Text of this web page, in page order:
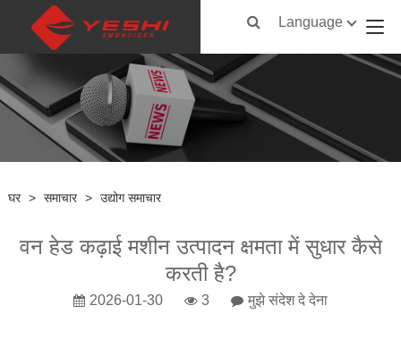
Language
घर > समाचार > उद्योग समाचार
वन हेड कढ़ाई मशीन उत्पादन क्षमता में सुधार कैसे
करती है?
2026-01-30 3 मुझे संदेश दे देना